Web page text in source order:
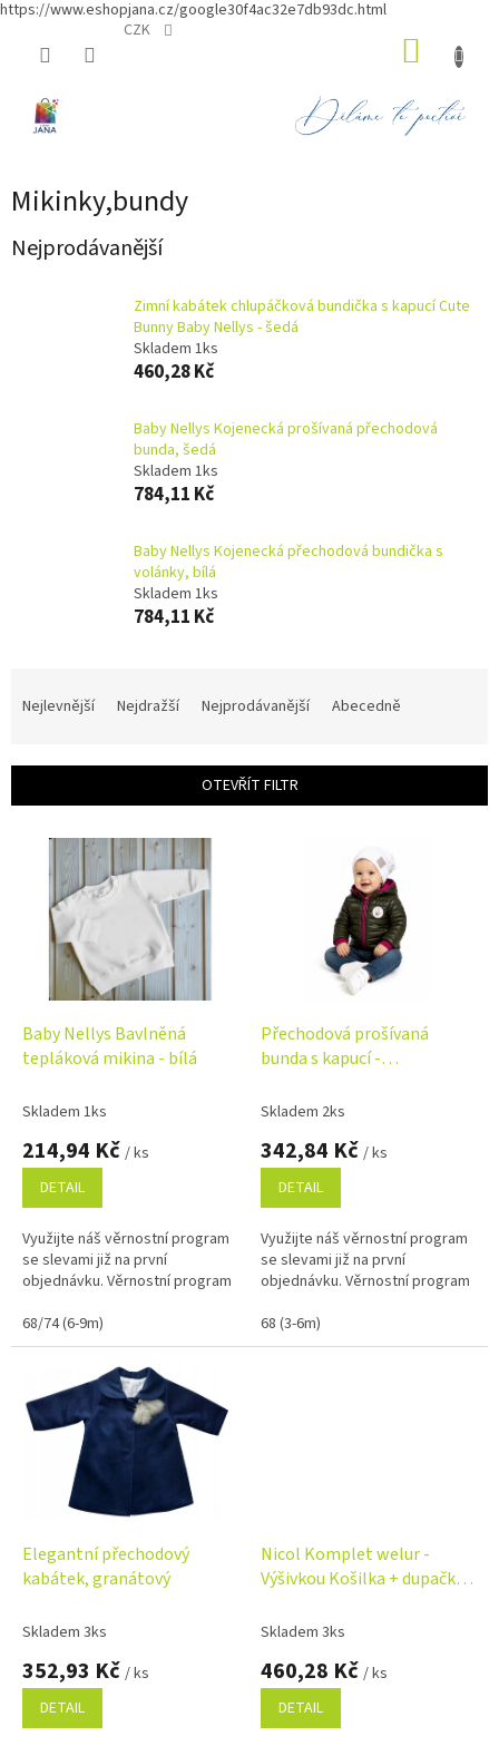
https://www.eshopjana.cz/google30f4ac32e7db93dc.html
CZK
Mikinky,bundy
Nejprodávanější
Zimní kabátek chlupáčková bundička s kapucí Cute
Bunny Baby Nellys - šedá
Skladem 1ks
460,28 Kč
Baby Nellys Kojenecká prošívaná přechodová
bunda, šedá
Skladem 1ks
784,11 Kč
Baby Nellys Kojenecká přechodová bundička s
volánky, bílá
Skladem 1ks
784,11 Kč
í
Nejlevnější Nejdražší Nejprodávanější Abecedně
OTEVŘÍT FILTR
Baby Nellys Bavlněná
tepláková mikina - bílá
Skladem 1ks
214,94 Kč / ks
DETAIL
Využijte náš věrnostní program
se slevami již na první
objednávku. Věrnostní program
68/74 (6-9m)
Přechodová prošívaná
bunda s kapucí -
Skladem 2ks
342,84 Kč / ks
DETAIL
Využijte náš věrnostní program
se slevami již na první
objednávku. Věrnostní program
68 (3-6m)
Elegantní přechodový
kabátek, granátový
Skladem 3ks
352,93 Kč / ks
DETAIL
Nicol Komplet welur -
Výšivkou Košilka + dupačky -
Skladem 3ks
460,28 Kč / ks
DETAIL